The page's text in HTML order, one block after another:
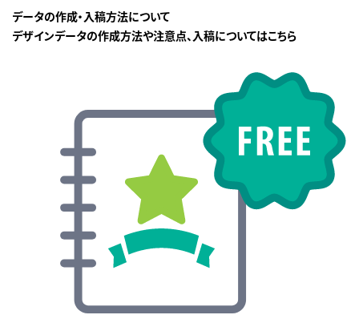
データの作成・入稿方法について
デザインデータの作成方法や注意点、入稿についてはこちら